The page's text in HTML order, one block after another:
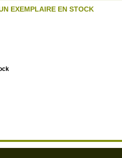
EXEMPLAIRE EN STOCK